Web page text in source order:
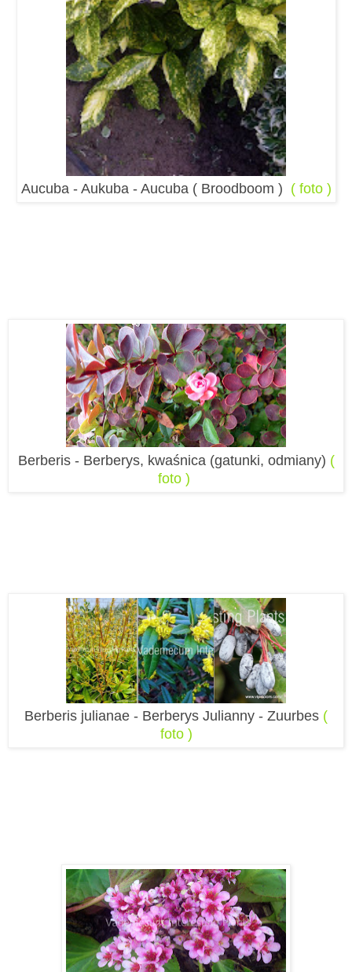
Aucuba - Aukuba - Aucuba ( Broodboom ) ( foto )
Berberis - Berberys, kwaśnica (gatunki, odmiany) (
foto )
Berberis julianae - Berberys Julianny - Zuurbes (
foto )